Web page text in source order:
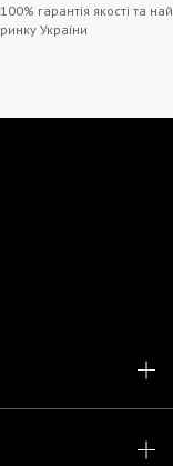
100% гарантія якості та
ринку України